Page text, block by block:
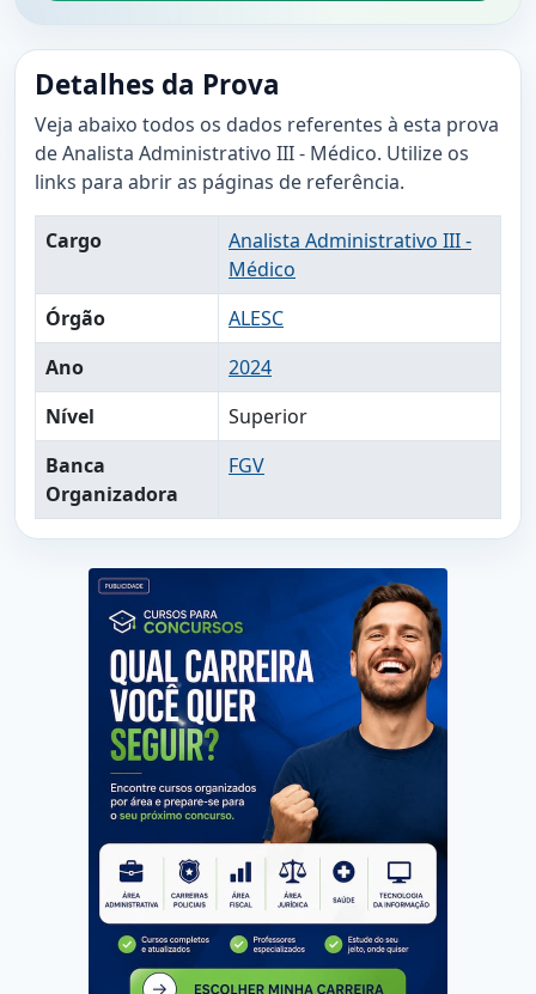
Detalhes da Prova
Veja abaixo todos os dados referentes à esta prova
de Analista Administrativo III - Médico. Utilize os
links para abrir as páginas de referência.
Cargo
Analista Administrativo III -
Médico
Órgão
ALESC
Ano
2024
Nível
Superior
Banca
Organizadora
FGV